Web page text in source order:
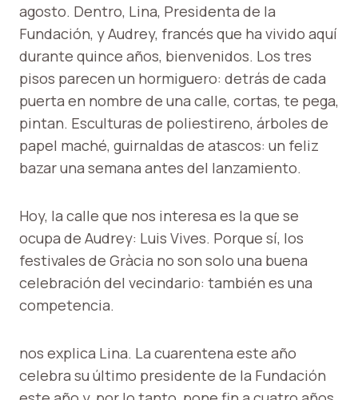
agosto. Dentro, Lina, Presidenta de la
Fundación, y Audrey, francés que ha vivido aquí
durante quince años, bienvenidos. Los tres
pisos parecen un hormiguero: detrás de cada
puerta en nombre de una calle, cortas, te pega,
pintan. Esculturas de poliestireno, árboles de
papel maché, guirnaldas de atascos: un feliz
bazar una semana antes del lanzamiento.
Hoy, la calle que nos interesa es la que se
ocupa de Audrey: Luis Vives. Porque sí, los
festivales de Gràcia no son solo una buena
celebración del vecindario: también es una
competencia.
nos explica Lina. La cuarentena este año
celebra su último presidente de la Fundación